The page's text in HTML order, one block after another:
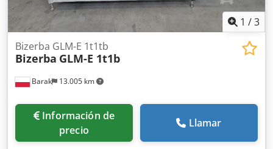
1 /3
Barak 13.005 km
Bizerba GLM-E 1t1tb
Bizerba GLM-E 1t1b
Información de
precio
Llamar